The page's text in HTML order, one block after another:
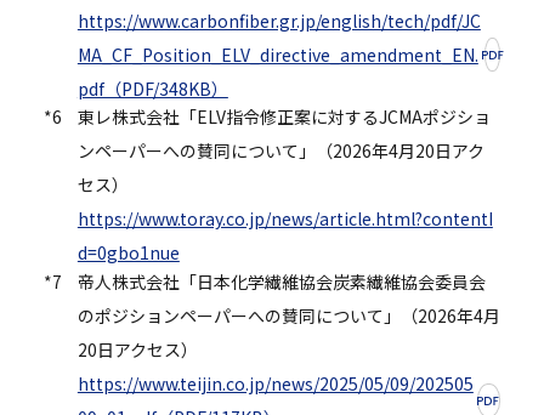
https://www.carbonfiber.gr.jp/english/tech/pdf/JC
MA_CF_Position_ELV_directive_amendment_EN.
pdf（PDF/348KB）
*6
東レ株式会社「ELV指令修正案に対するJCMAポジショ
ンペーパーへの賛同について」（2026年4月20日アク
セス）
https://www.toray.co.jp/news/article.html?contentI
d=0gbo1nue
*7
帝人株式会社「日本化学繊維協会炭素繊維協会委員会
のポジションペーパーへの賛同について」（2026年4月
20日アクセス）
https://www.teijin.co.jp/news/2025/05/09/202505